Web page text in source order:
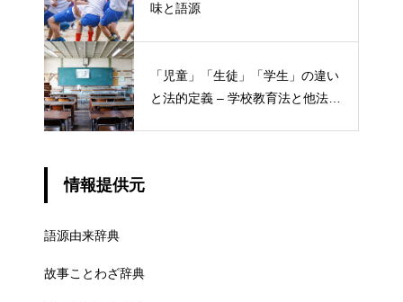
味と語源
「児童」「生徒」「学生」の違い
と法的定義 – 学校教育法と他法律
情報提供元
語源由来辞典
故事ことわざ辞典